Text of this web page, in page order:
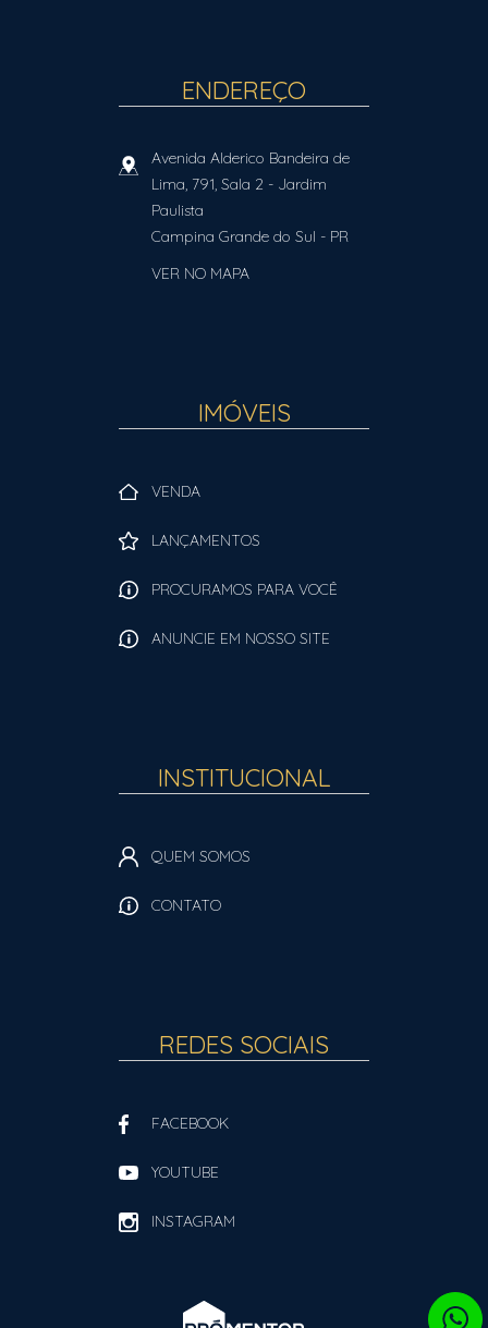
ENDEREÇO
Avenida Alderico Bandeira de
Lima, 791, Sala 2 - Jardim
Paulista
Campina Grande do Sul - PR
VER NO MAPA
IMÓVEIS
VENDA
LANÇAMENTOS
PROCURAMOS PARA VOCÊ
ANUNCIE EM NOSSO SITE
INSTITUCIONAL
QUEM SOMOS
CONTATO
REDES SOCIAIS
FACEBOOK
YOUTUBE
INSTAGRAM